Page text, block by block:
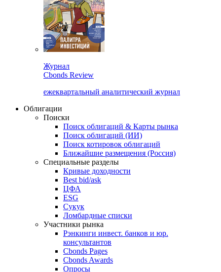
Cbonds Review
ежеквартальный аналитический журнал
Облигации
Поиски
Поиск облигаций & Карты рынка
Поиск облигаций (ИИ)
Поиск котировок облигаций
Ближайшие размещения (Россия)
Специальные разделы
Кривые доходности
Best bid/ask
ЦФА
ESG
Сукук
Ломбардные списки
Участники рынка
Рэнкинги инвест. банков и юр.